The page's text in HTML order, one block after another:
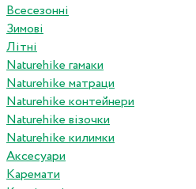
Всесезонні
Зимові
Літні
Naturehike гамаки
Naturehike матраци
Naturehike контейнери
Naturehike візочки
Naturehike килимки
Аксесуари
Каремати